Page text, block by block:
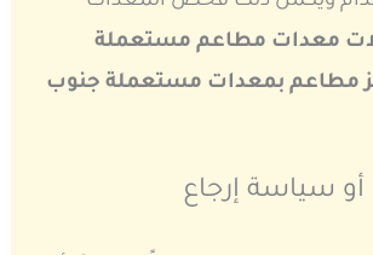
معدات مطاعم مستعملة
مطاعم بمعدات مستعملة جنوب
سياسة إرجاع